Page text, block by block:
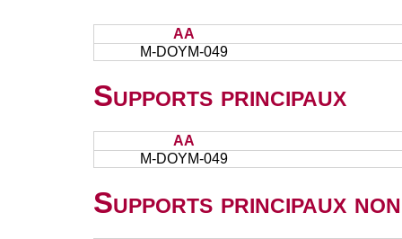
AA
M-DOYM-049
Supports principaux
AA
M-DOYM-049
Supports principaux